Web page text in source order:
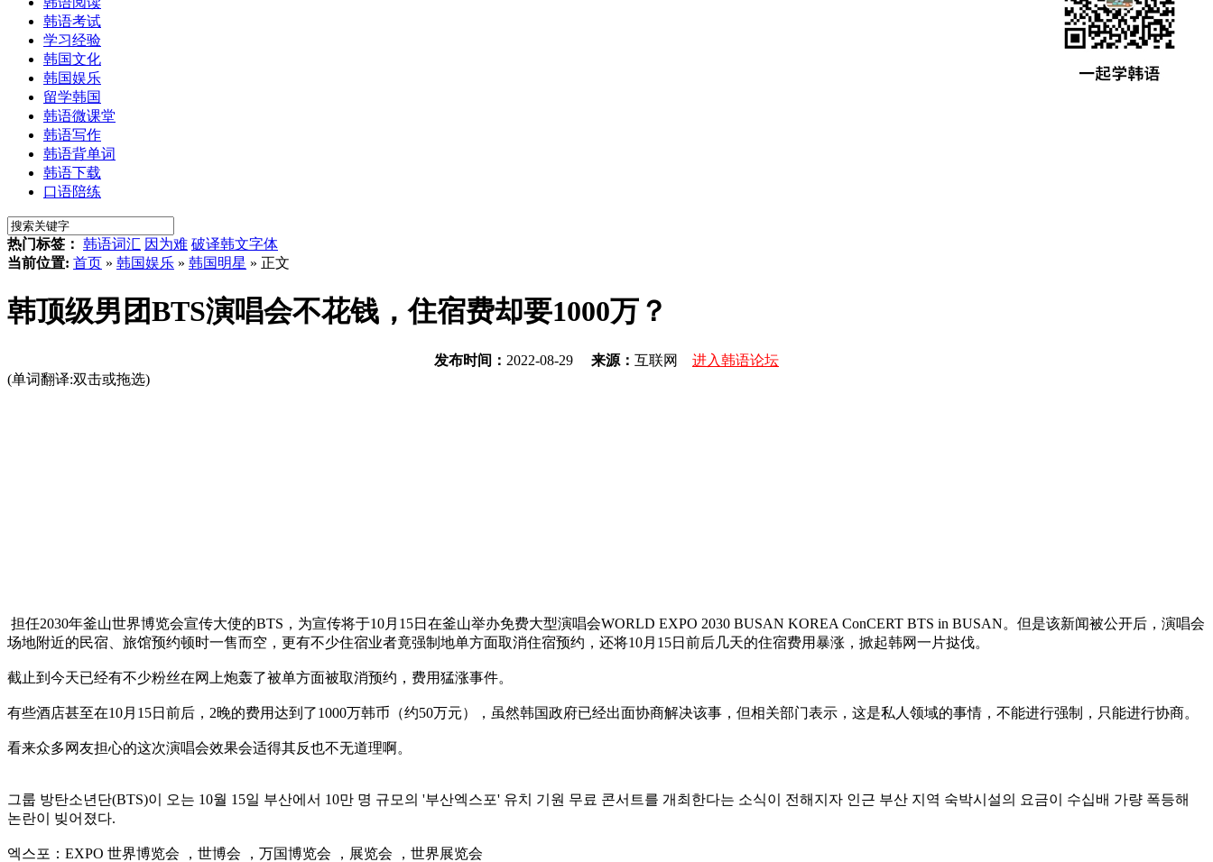
韩语考试
学习经验
韩国文化
韩国娱乐
留学韩国
韩语微课堂
韩语写作
韩语背单词
韩语下载
口语陪练
热门标签： 韩语词汇 因为难 破译韩文字体
当前位置: 首页 » 韩国娱乐 » 韩国明星 » 正文
韩顶级男团BTS演唱会不花钱，住宿费却要1000万？
发布时间： 2022-08-29 来源： 互联网 进入韩语论坛
(单词翻译:双击或拖选)
担任2030年釜山世界博览会宣传大使的BTS，为宣传将于10月15日在釜山举办免费大型演唱会WORLD EXPO 2030 BUSAN KOREA ConCERT BTS in BUSAN。但是该新闻被公开后，演唱会
场地附近的民宿、旅馆预约顿时一售而空，更有不少住宿业者竟强制地单方面取消住宿预约，还将10月15日前后几天的住宿费用暴涨，掀起韩网一片挞伐。
截止到今天已经有不少粉丝在网上炮轰了被单方面被取消预约，费用猛涨事件。
有些酒店甚至在10月15日前后，2晚的费用达到了1000万韩币（约50万元），虽然韩国政府已经出面协商解决该事，但相关部门表示，这是私人领域的事情，不能进行强制，只能进行协商。
看来众多网友担心的这次演唱会效果会适得其反也不无道理啊。
그룹 방탄소년단(BTS)이 오는 10월 15일 부산에서 10만 명 규모의 '부산엑스포' 유치 기원 무료 콘서트를 개최한다는 소식이 전해지자 인근 부산 지역 숙박시설의 요금이 수십배 가량 폭등해
논란이 빚어졌다.
엑스포：EXPO 世界博览会 ，世博会 ，万国博览会 ，展览会 ，世界展览会